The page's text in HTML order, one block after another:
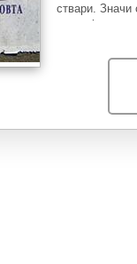
ствари.
енергија
длабоко во